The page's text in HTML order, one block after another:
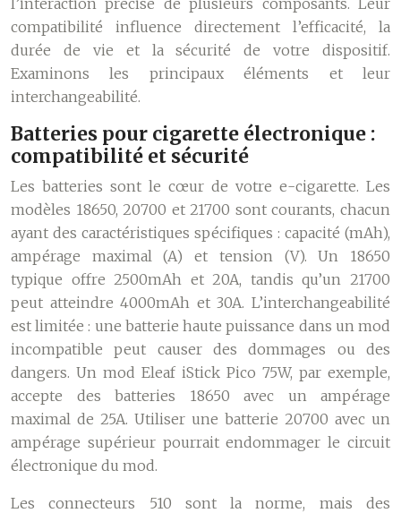
l’interaction précise de plusieurs composants. Leur
compatibilité influence directement l’efficacité, la
durée de vie et la sécurité de votre dispositif.
Examinons les principaux éléments et leur
interchangeabilité.
Batteries pour cigarette électronique :
compatibilité et sécurité
Les batteries sont le cœur de votre e-cigarette. Les
modèles 18650, 20700 et 21700 sont courants, chacun
ayant des caractéristiques spécifiques : capacité (mAh),
ampérage maximal (A) et tension (V). Un 18650
typique offre 2500mAh et 20A, tandis qu’un 21700
peut atteindre 4000mAh et 30A. L’interchangeabilité
est limitée : une batterie haute puissance dans un mod
incompatible peut causer des dommages ou des
dangers. Un mod Eleaf iStick Pico 75W, par exemple,
accepte des batteries 18650 avec un ampérage
maximal de 25A. Utiliser une batterie 20700 avec un
ampérage supérieur pourrait endommager le circuit
électronique du mod.
Les connecteurs 510 sont la norme, mais des